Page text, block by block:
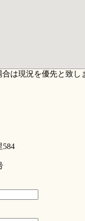
は現況を優先と致し
584